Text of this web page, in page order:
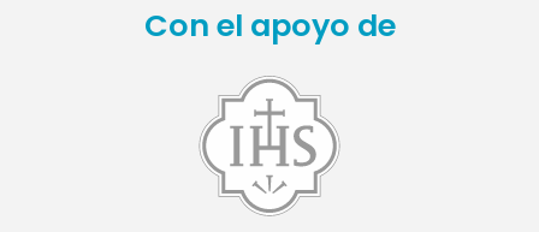
Con el apoyo de